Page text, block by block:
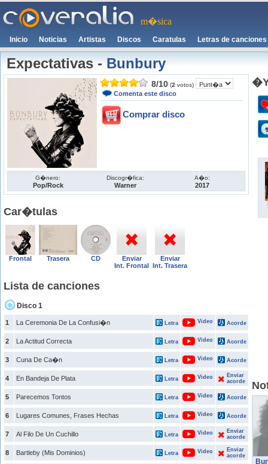
m�sica
Inicio Noticias Artistas Discos Caratulas Letras de canciones
Expectativas-Bunbury
8/10 (2 votos)
Comenta este disco
Comprar disco
G�nero:
Pop/Rock
Discogr�fica:
Warner
A�o:
2017
Car�tulas
Frontal Trasera CD
Enviar
Int. Frontal
Enviar
Int. Trasera
Lista de canciones
Disco 1
1 La Ceremonia De La Confusi�n Letra Video Acorde
2 La Actitud Correcta Letra Video Acorde
3 Cuna De Ca�n Letra Video Acorde
4 En Bandeja De Plata Letra Video
Enviar
acorde
5 Parecemos Tontos Letra Video Acorde
6 Lugares Comunes, Frases Hechas Letra Video Acorde
7 Al Filo De Un Cuchillo Letra Video
Enviar
acorde
8 Bartleby (Mis Dominios) Letra Video
Enviar
acorde